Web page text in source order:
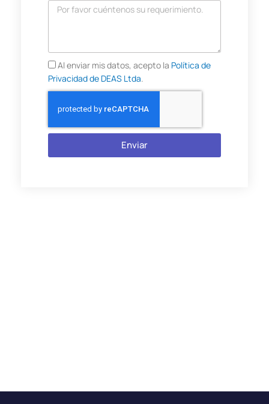
Al enviar mis datos, acepto la Política de
Privacidad de DEAS Ltda
Enviar